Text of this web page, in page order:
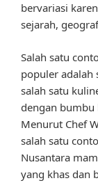
bervariasi
sejarah,
Salah satu
populer adalah
salah satu
dengan bumbu
Menurut Chef
salah satu
Nusantara
yang khas dan